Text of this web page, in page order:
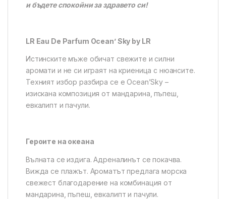
и бъдете спокойни за здравето си!
LR Eau De Parfum Ocean’ Sky by LR
Истинските мъже обичат свежите и силни
аромати и не си играят на криеница с нюансите.
Техният избор разбира се е Ocean’Sky –
изискана композиция от мандарина, пъпеш,
евкалипт и пачули.
Героите на океана
Вълната се издига. Адреналинът се покачва.
Вижда се плажът. Ароматът предлага морска
свежест благодарение на комбинация от
мандарина, пъпеш, евкалипт и пачули.